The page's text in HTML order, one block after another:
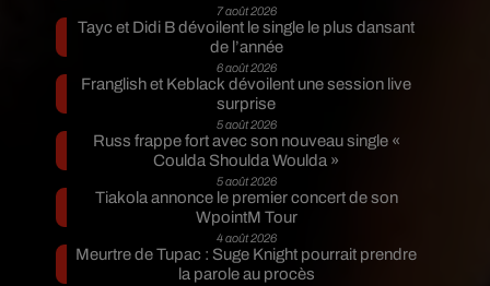
7 août 2026
Tayc et Didi B dévoilent le single le plus dansant
de l’année
6 août 2026
Franglish et Keblack dévoilent une session live
surprise
5 août 2026
Russ frappe fort avec son nouveau single «
Coulda Shoulda Woulda »
5 août 2026
Tiakola annonce le premier concert de son
WpointM Tour
4 août 2026
Meurtre de Tupac : Suge Knight pourrait prendre
la parole au procès